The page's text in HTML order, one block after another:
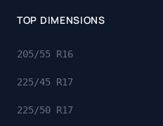
TOP DIMENSIONS
205/55 R16
225/45 R17
225/50 R17